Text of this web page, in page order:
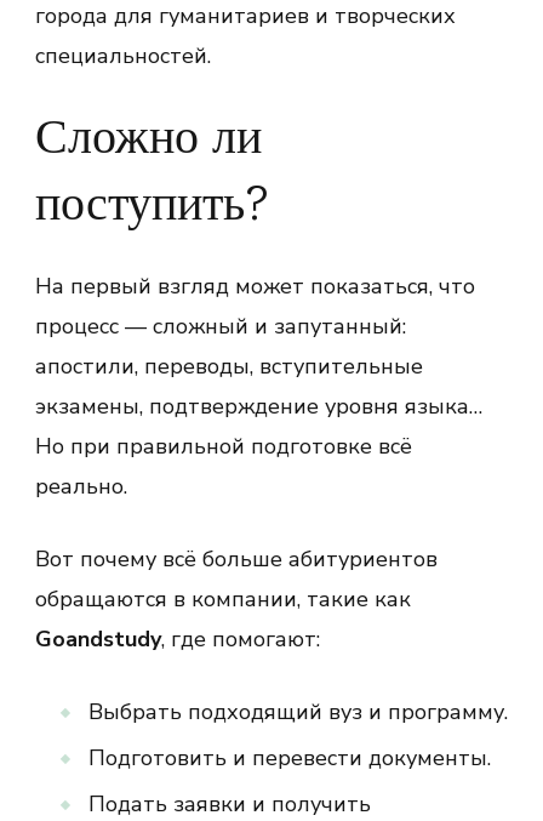
города для гуманитариев и творческих
специальностей.
Сложно ли
поступить?
На первый взгляд может показаться, что
процесс — сложный и запутанный:
апостили, переводы, вступительные
экзамены, подтверждение уровня языка…
Но при правильной подготовке всё
реально.
Вот почему всё больше абитуриентов
обращаются в компании, такие как
Goandstudy, где помогают:
Выбрать подходящий вуз и программу.
Подготовить и перевести документы.
Подать заявки и получить